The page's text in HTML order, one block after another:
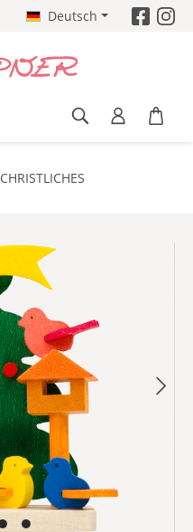
Deutsch
CHRISTLICHES